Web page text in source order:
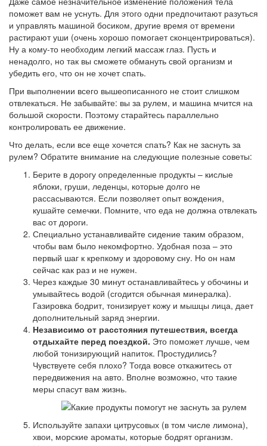
поможет вам не уснуть. Для этого одни предпочитают разуться
и управлять машиной босиком, другие время от времени
растирают уши (очень хорошо помогает сконцентрироваться).
Ну а кому-то необходим легкий массаж глаз. Пусть и
ненадолго, но так вы сможете обмануть свой организм и
убедить его, что он не хочет спать.
При выполнении всего вышеописанного не стоит слишком
отвлекаться. Не забывайте: вы за рулем, и машина мчится на
большой скорости. Поэтому старайтесь параллельно
контролировать ее движение.
Что делать, если все еще хочется спать? Как не заснуть за
рулем? Обратите внимание на следующие полезные советы:
Берите в дорогу определенные продукты – кислые
яблоки, груши, леденцы, которые долго не
рассасываются. Если позволяет опыт вождения,
кушайте семечки. Помните, что еда не должна отвлекать
вас от дороги.
Специально устанавливайте сидение таким образом,
чтобы вам было некомфортно. Удобная поза – это
первый шаг к крепкому и здоровому сну. Но он нам
сейчас как раз и не нужен.
Через каждые 30 минут останавливайтесь у обочины и
умывайтесь водой (сгодится обычная минералка).
Газировка бодрит, тонизирует кожу и мышцы лица, дает
дополнительный заряд энергии.
Независимо от расстояния путешествия, всегда
отдыхайте перед поездкой. Это поможет лучше, чем
любой тонизирующий напиток. Простудились?
Чувствуете себя плохо? Тогда вовсе откажитесь от
передвижения на авто. Вполне возможно, что такие
меры спасут вам жизнь.
Используйте запахи цитрусовых (в том числе лимона),
хвои, морские ароматы, которые бодрят организм.